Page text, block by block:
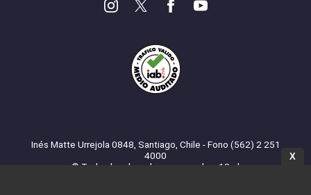
Inés Matte Urrejola 0848, Santiago, Chile - Fono (562) 2 251
4000
© Todos los derechos reservados. 13.cl
X